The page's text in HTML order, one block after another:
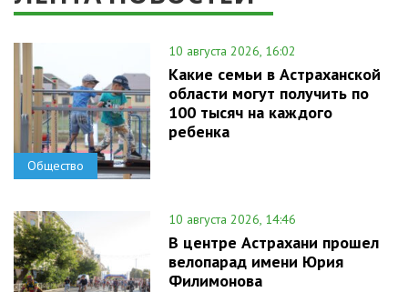
Общество
10 августа 2026, 16:02
Какие семьи в Астраханской
области могут получить по
100 тысяч на каждого
ребенка
10 августа 2026, 14:46
В центре Астрахани прошел
велопарад имени Юрия
Филимонова